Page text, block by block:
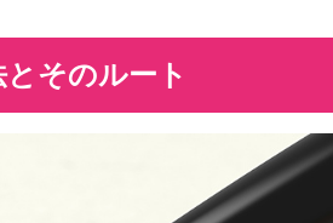
そのルート